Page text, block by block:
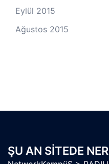
Eylül 2015
Ağustos 2015
ŞU AN SITEDE